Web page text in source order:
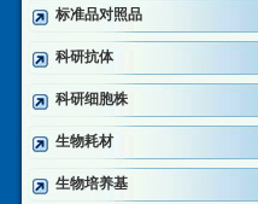
标准品对照品
科研抗体
科研细胞株
生物耗材
生物培养基